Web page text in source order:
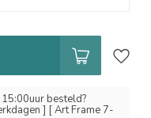
besteld?
] [ Art Frame 7-